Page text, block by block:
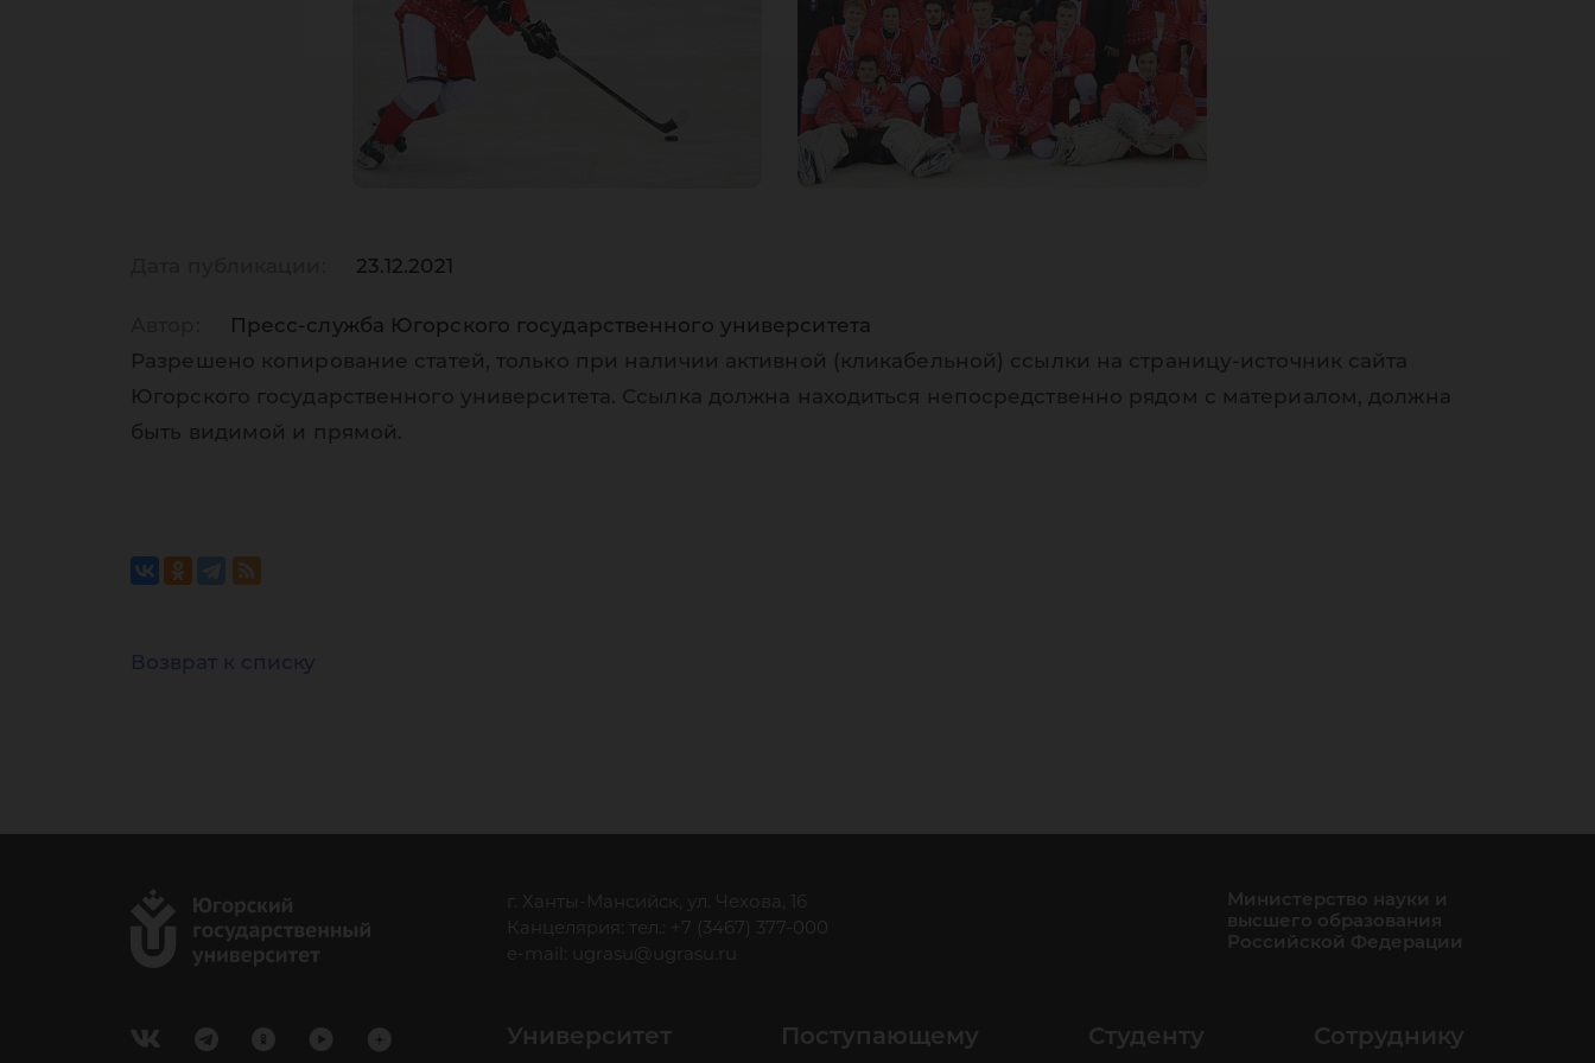
23.12.2021
Пресс-служба Югорского государственного университета
Разрешено копирование статей, только при наличии активной (кликабельной) ссылки на страницу-источник сайта
Югорского государственного университета. Ссылка должна находиться непосредственно рядом с материалом, должна
быть видимой и прямой.
Возврат к списку
г. Ханты-Мансийск, ул. Чехова, 16
Канцелярия: тел.: +7 (3467) 377-000
e-mail:
ugrasu@ugrasu.ru
Министерство науки и
высшего образования
Российской Федерации
Университет Поступающему Студенту Сотруднику